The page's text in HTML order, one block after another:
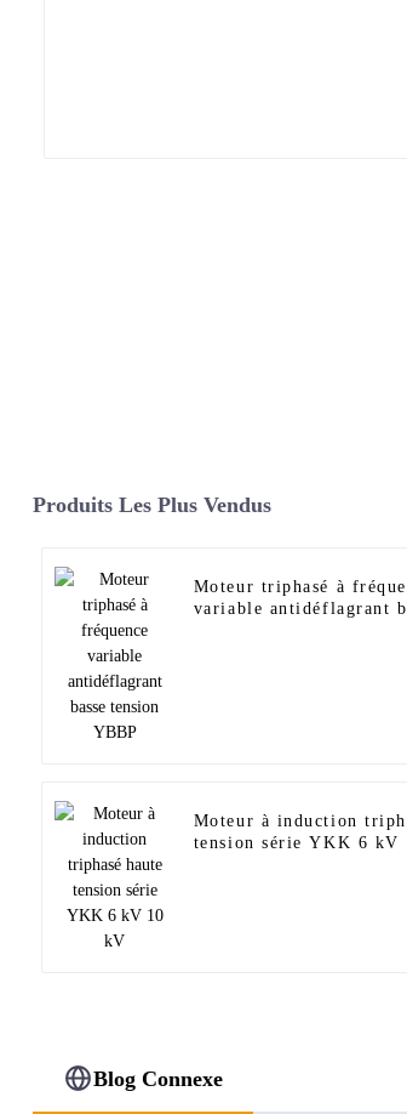
Produits Les Plus Vendus
Moteur triphasé à
variable antidéflagrant
Moteur à induction
tension série YKK 6 kV
Blog Connexe